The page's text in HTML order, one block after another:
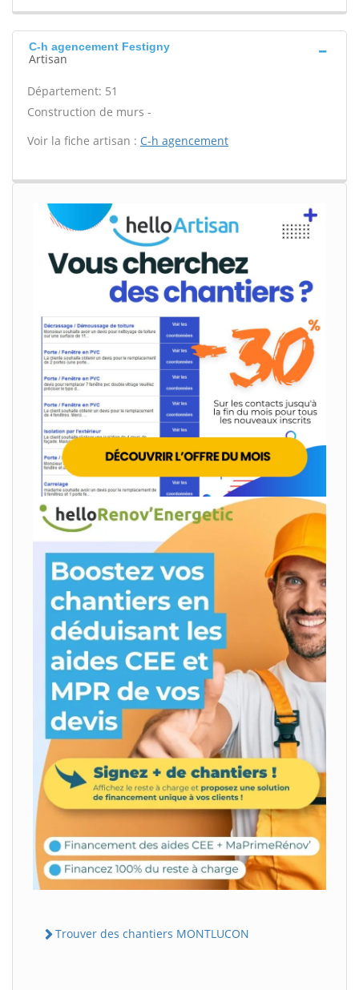
C-h agencement Festigny
Artisan
Département: 51
Construction de murs -
Voir la fiche artisan : C-h agencement
Trouver des chantiers MONTLUCON